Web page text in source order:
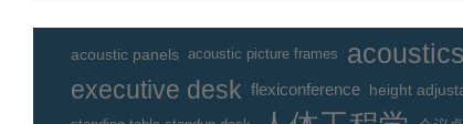
acoustic panels acoustic picture frames
executive desk flexiconference height